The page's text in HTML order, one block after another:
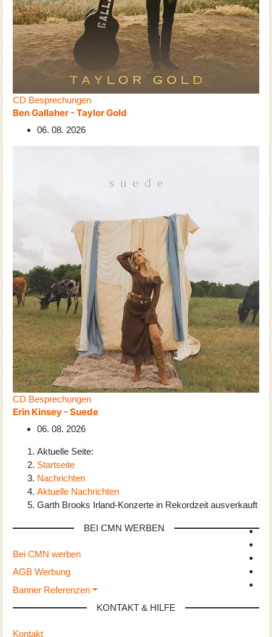
CD Besprechungen
Ben Gallaher - Taylor Gold
06. 08. 2026
CD Besprechungen
Erin Kinsey - Suede
06. 08. 2026
Aktuelle Seite:
Startseite
Nachrichten
Aktuelle Nachrichten
Garth Brooks Irland-Konzerte in Rekordzeit ausverkauft
BEI CMN WERBEN
Bei CMN werben
AGB Werbung
Banner Referenzen
KONTAKT & HILFE
Kontakt